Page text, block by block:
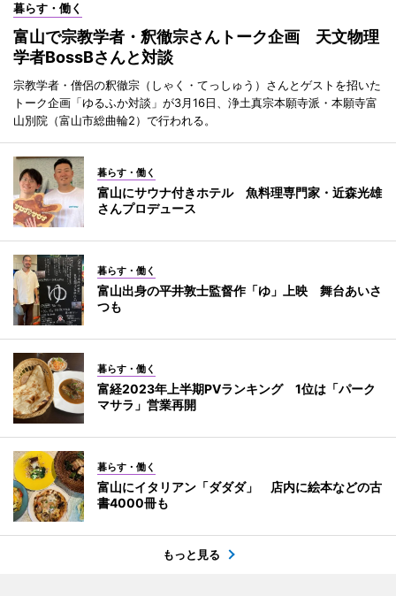
暮らす・働く
富山で宗教学者・釈徹宗さんトーク企画 天文物理
学者BossBさんと対談
宗教学者・僧侶の釈徹宗（しゃく・てっしゅう）さんとゲストを招いた
トーク企画「ゆるふか対談」が3月16日、浄土真宗本願寺派・本願寺富
山別院（富山市総曲輪2）で行われる。
暮らす・働く
富山にサウナ付きホテル 魚料理専門家・近森光雄
さんプロデュース
暮らす・働く
富山出身の平井敦士監督作「ゆ」上映 舞台あいさ
つも
暮らす・働く
富経2023年上半期PVランキング 1位は「パーク
マサラ」営業再開
暮らす・働く
富山にイタリアン「ダダダ」 店内に絵本などの古
書4000冊も
もっと見る